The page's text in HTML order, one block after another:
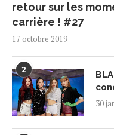
retour sur les
carrière ! #27
17 octobre 2019
2
30